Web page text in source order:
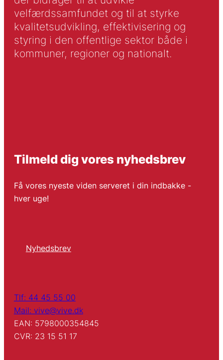
velfærdssamfundet og til at styrke
kvalitetsudvikling, effektivisering og
styring i den offentlige sektor både i
kommuner, regioner og nationalt.
Tilmeld dig vores nyhedsbrev
Få vores nyeste viden serveret i din indbakke -
hver uge!
Nyhedsbrev
Tlf: 44 45 55 00
Mail: vive@vive.dk
EAN: 5798000354845
CVR: 23 15 51 17